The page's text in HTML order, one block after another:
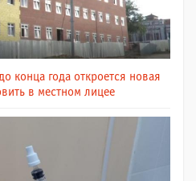
конца года откроется новая
в местном лицее